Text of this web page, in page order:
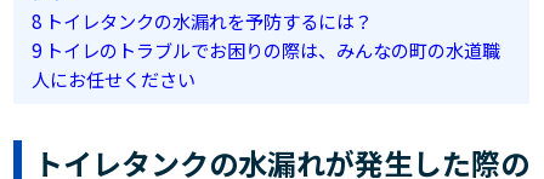
8 トイレタンクの水漏れを予防するには？
9トイレのトラブルでお困りの際は、みんなの町の水道職
人にお任せください
トイレタンクの水漏れが発生した際の